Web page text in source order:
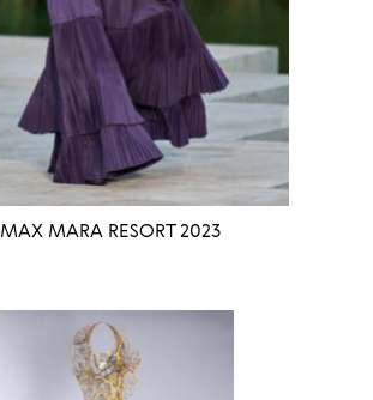
MAX MARA RESORT 2023